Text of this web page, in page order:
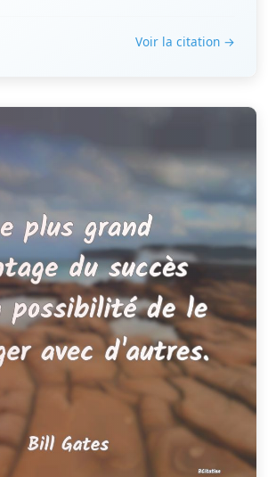
Voir la citation →